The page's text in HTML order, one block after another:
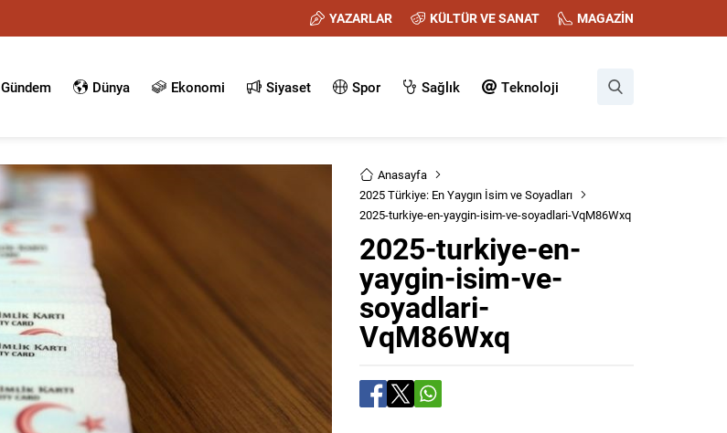
YAZARLAR KÜLTÜR VE SANAT MAGAZİN
Gündem Dünya Ekonomi Siyaset Spor Sağlık Teknoloji
Anasayfa
2025 Türkiye: En Yaygın İsim ve Soyadları
2025-turkiye-en-yaygin-isim-ve-soyadlari-VqM86Wxq
2025-turkiye-en-
yaygin-isim-ve-
soyadlari-
VqM86Wxq